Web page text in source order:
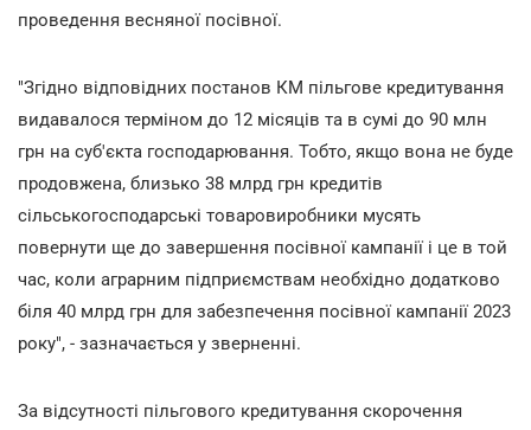
проведення весняної посівної.
"Згідно відповідних постанов КМ пільгове кредитування
видавалося терміном до 12 місяців та в сумі до 90 млн
грн на суб'єкта господарювання. Тобто, якщо вона не буде
продовжена, близько 38 млрд грн кредитів
сільськогосподарські товаровиробники мусять
повернути ще до завершення посівної кампанії і це в той
час, коли аграрним підприємствам необхідно додатково
біля 40 млрд грн для забезпечення посівної кампанії 2023
року", - зазначається у зверненні.
За відсутності пільгового кредитування скорочення